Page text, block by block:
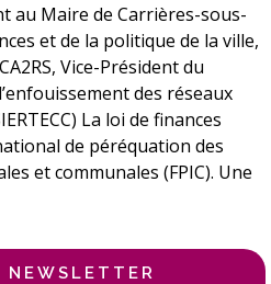
au Maire de Carrières-sous-
et de la politique de la ville,
Vice-Président du
des réseaux
La loi de finances
de péréquation des
et communales (FPIC). Une